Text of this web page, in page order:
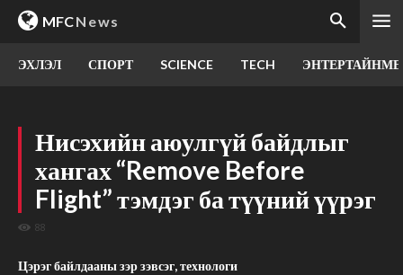
MFCNews
ЭХЛЭЛ СПОРТ SCIENCE TECH
Нисэхийн аюулгүй байдлыг
хангах “Remove Before
Flight” тэмдэг ба түүний үүрэг
88
Цэрэг байлдааны зэр зэвсэг, технологи